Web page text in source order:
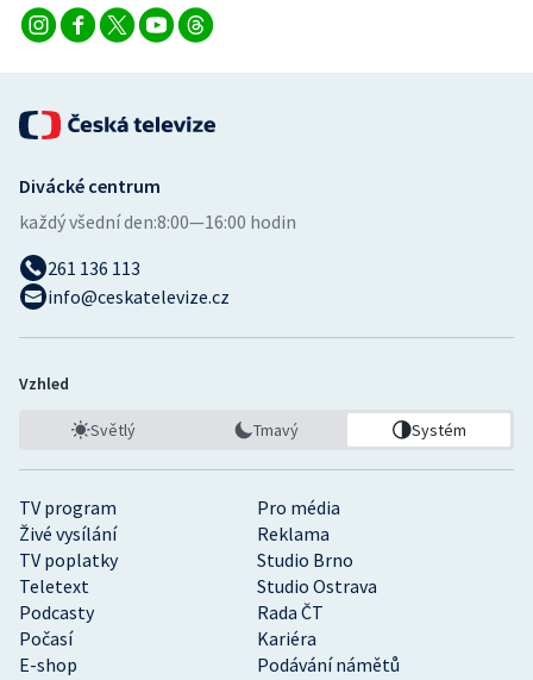
TV program
Pro média
Živé vysílání
Reklama
TV poplatky
Studio Brno
Teletext
Studio Ostrava
Podcasty
Rada ČT
Počasí
Kariéra
E-shop
Podávání námětů
Divácké centrum
každý všední den:8:00—16:00 hodin
261 136 113
info@ceskatelevize.cz
Vzhled
Světlý Tmavý Systém